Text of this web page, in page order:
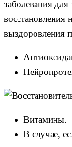
заболевания
выздоровления
Витамины.
В случае,